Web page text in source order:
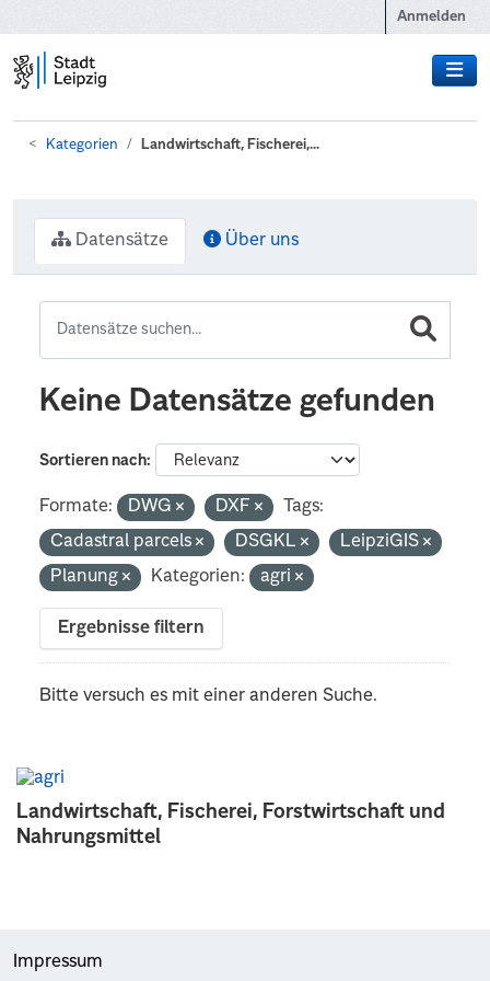
Anmelden
Kategorien Landwirtschaft, Fischerei,...
Landwirtschaft, Fischerei, Forstwirtschaft und
Nahrungsmittel
Datensätze Über uns
Keine Datensätze gefunden
Sortieren nach
Formate: DWG DXF
Tags:
Cadastral parcels
DSGKL
LeipziGIS
Planung
Kategorien: agri
Ergebnisse filtern
Bitte versuch es mit einer anderen Suche.
Impressum